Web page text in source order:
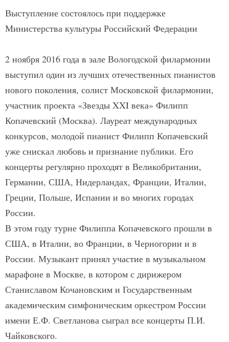
Выступление состоялось при поддержке
Министерства культуры Российский Федерации
2 ноября 2016 года в зале Вологодской филармонии
выступил один из лучших отечественных пианистов
нового поколения, солист Московской филармонии,
участник проекта «Звезды XXI века» Филипп
Копачевский (Москва). Лауреат международных
конкурсов, молодой пианист Филипп Копачевский
уже снискал любовь и признание публики. Его
концерты регулярно проходят в Великобритании,
Германии, США, Нидерландах, Франции, Италии,
Греции, Польше, Испании и во многих городах
России.
В этом году турне Филиппа Копачевского прошли в
США, в Италии, во Франции, в Черногории и в
России. Музыкант принял участие в музыкальном
марафоне в Москве, в котором с дирижером
Станиславом Кочановским и Государственным
академическим симфоническим оркестром России
имени Е.Ф. Светланова сыграл все концерты П.И.
Чайковского.